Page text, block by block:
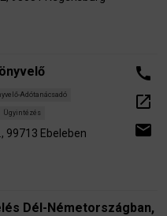
Adótanácsadó
Ügyintézés
99713 Ebeleben
call
open_in_new
email
Dél-Németországban,